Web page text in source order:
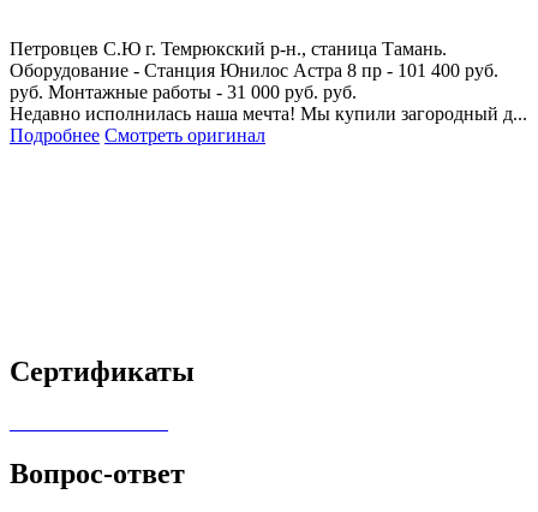
Петровцев С.Ю г. Темрюкский р-н., станица Тамань.
Оборудование - Станция Юнилос Астра 8 пр - 101 400 руб.
руб. Монтажные работы - 31 000 руб. руб.
Недавно исполнилась наша мечта! Мы купили загородный д...
Подробнее Смотреть оригинал
Сертификаты
Вопрос-ответ